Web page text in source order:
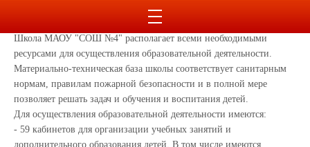
Школа МАОУ "СОШ №4" располагает всеми необходимыми
ресурсами для осуществления образовательной деятельности.
Материально-техническая база школы соответствует санитарным
нормам, правилам пожарной безопасности и в полной мере
позволяет решать задач и обучения и воспитания детей.
Для осуществления образовательной деятельности имеются:
- 59 кабинетов для организации учебных занятий и
дополнительного образования детей. В том числе имеются